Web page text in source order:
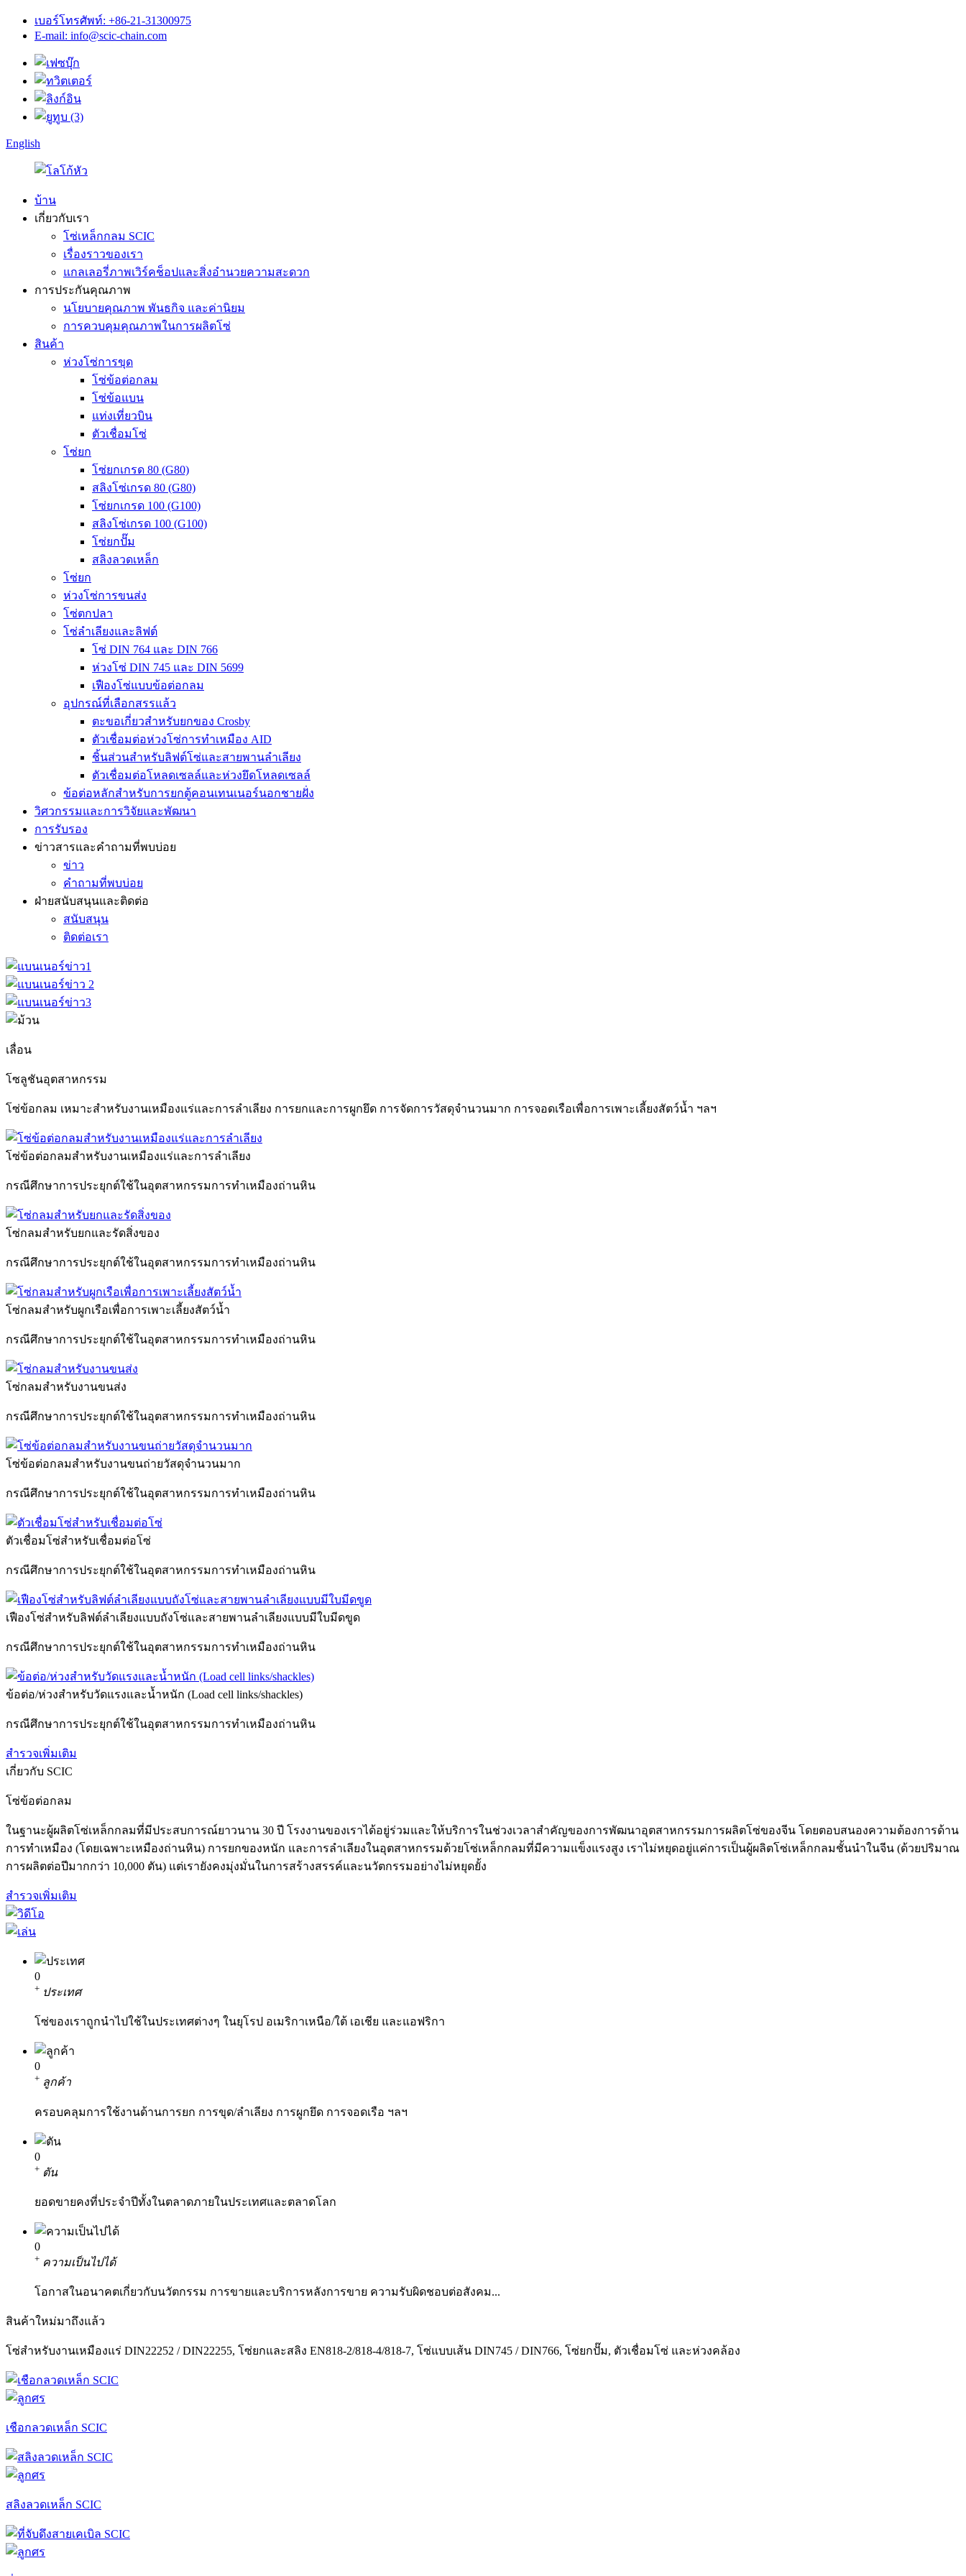
เบอร์โทรศัพท์: +86-21-31300975
E-mail: info@scic-chain.com
English
บ้าน
เกี่ยวกับเรา
โซ่เหล็กกลม SCIC
เรื่องราวของเรา
แกลเลอรี่ภาพเวิร์คช็อปและสิ่งอำนวยความสะดวก
การประกันคุณภาพ
นโยบายคุณภาพ พันธกิจ และค่านิยม
การควบคุมคุณภาพในการผลิตโซ่
สินค้า
ห่วงโซ่การขุด
โซ่ข้อต่อกลม
โซ่ข้อแบน
แท่งเที่ยวบิน
ตัวเชื่อมโซ่
โซ่ยก
โซ่ยกเกรด 80 (G80)
สลิงโซ่เกรด 80 (G80)
โซ่ยกเกรด 100 (G100)
สลิงโซ่เกรด 100 (G100)
โซ่ยกปั๊ม
สลิงลวดเหล็ก
โซ่ยก
ห่วงโซ่การขนส่ง
โซ่ตกปลา
โซ่ลำเลียงและลิฟต์
โซ่ DIN 764 และ DIN 766
ห่วงโซ่ DIN 745 และ DIN 5699
เฟืองโซ่แบบข้อต่อกลม
อุปกรณ์ที่เลือกสรรแล้ว
ตะขอเกี่ยวสำหรับยกของ Crosby
ตัวเชื่อมต่อห่วงโซ่การทำเหมือง AID
ชิ้นส่วนสำหรับลิฟต์โซ่และสายพานลำเลียง
ตัวเชื่อมต่อโหลดเซลล์และห่วงยึดโหลดเซลล์
ข้อต่อหลักสำหรับการยกตู้คอนเทนเนอร์นอกชายฝั่ง
วิศวกรรมและการวิจัยและพัฒนา
การรับรอง
ข่าวสารและคำถามที่พบบ่อย
ข่าว
คำถามที่พบบ่อย
ฝ่ายสนับสนุนและติดต่อ
สนับสนุน
ติดต่อเรา
เลื่อน
โซลูชันอุตสาหกรรม
โซ่ข้อกลม เหมาะสำหรับงานเหมืองแร่และการลำเลียง การยกและการผูกยึด การจัดการวัสดุจำนวนมาก การจอดเรือเพื่อการเพาะเลี้ยงสัตว์น้ำ ฯลฯ
โซ่ข้อต่อกลมสำหรับงานเหมืองแร่และการลำเลียง
กรณีศึกษาการประยุกต์ใช้ในอุตสาหกรรมการทำเหมืองถ่านหิน
โซ่กลมสำหรับยกและรัดสิ่งของ
กรณีศึกษาการประยุกต์ใช้ในอุตสาหกรรมการทำเหมืองถ่านหิน
โซ่กลมสำหรับผูกเรือเพื่อการเพาะเลี้ยงสัตว์น้ำ
กรณีศึกษาการประยุกต์ใช้ในอุตสาหกรรมการทำเหมืองถ่านหิน
โซ่กลมสำหรับงานขนส่ง
กรณีศึกษาการประยุกต์ใช้ในอุตสาหกรรมการทำเหมืองถ่านหิน
โซ่ข้อต่อกลมสำหรับงานขนถ่ายวัสดุจำนวนมาก
กรณีศึกษาการประยุกต์ใช้ในอุตสาหกรรมการทำเหมืองถ่านหิน
ตัวเชื่อมโซ่สำหรับเชื่อมต่อโซ่
กรณีศึกษาการประยุกต์ใช้ในอุตสาหกรรมการทำเหมืองถ่านหิน
เฟืองโซ่สำหรับลิฟต์ลำเลียงแบบถังโซ่และสายพานลำเลียงแบบมีใบมีดขูด
กรณีศึกษาการประยุกต์ใช้ในอุตสาหกรรมการทำเหมืองถ่านหิน
ข้อต่อ/ห่วงสำหรับวัดแรงและน้ำหนัก (Load cell links/shackles)
กรณีศึกษาการประยุกต์ใช้ในอุตสาหกรรมการทำเหมืองถ่านหิน
สำรวจเพิ่มเติม
เกี่ยวกับ SCIC
โซ่ข้อต่อกลม
ในฐานะผู้ผลิตโซ่เหล็กกลมที่มีประสบการณ์ยาวนาน 30 ปี โรงงานของเราได้อยู่ร่วมและให้บริการในช่วงเวลาสำคัญของการพัฒนาอุตสาหกรรมการผลิตโซ่ของจีน โดยตอบสนองความต้องการด้าน
การทำเหมือง (โดยเฉพาะเหมืองถ่านหิน) การยกของหนัก และการลำเลียงในอุตสาหกรรมด้วยโซ่เหล็กกลมที่มีความแข็งแรงสูง เราไม่หยุดอยู่แค่การเป็นผู้ผลิตโซ่เหล็กกลมชั้นนำในจีน (ด้วยปริมาณ
การผลิตต่อปีมากกว่า 10,000 ตัน) แต่เรายังคงมุ่งมั่นในการสร้างสรรค์และนวัตกรรมอย่างไม่หยุดยั้ง
สำรวจเพิ่มเติม
0
+ ประเทศ
โซ่ของเราถูกนำไปใช้ในประเทศต่างๆ ในยุโรป อเมริกาเหนือ/ใต้ เอเชีย และแอฟริกา
0
+ ลูกค้า
ครอบคลุมการใช้งานด้านการยก การขุด/ลำเลียง การผูกยึด การจอดเรือ ฯลฯ
0
+ ตัน
ยอดขายคงที่ประจำปีทั้งในตลาดภายในประเทศและตลาดโลก
0
+ ความเป็นไปได้
โอกาสในอนาคตเกี่ยวกับนวัตกรรม การขายและบริการหลังการขาย ความรับผิดชอบต่อสังคม...
สินค้าใหม่มาถึงแล้ว
โซ่สำหรับงานเหมืองแร่ DIN22252 / DIN22255, โซ่ยกและสลิง EN818-2/818-4/818-7, โซ่แบบเส้น DIN745 / DIN766, โซ่ยกปั๊ม, ตัวเชื่อมโซ่ และห่วงคล้อง
เชือกลวดเหล็ก SCIC
สลิงลวดเหล็ก SCIC